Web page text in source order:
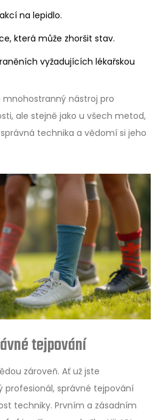
na lepidlo.
která může zhoršit stav.
vyžadujících lékařskou
mnohostranný nástroj pro
ale stejně jako u všech metod,
technika a vědomí si jeho
tejpování
zároveň. Ať už jste
profesionál, správné tejpování
techniky. Prvním a zásadním